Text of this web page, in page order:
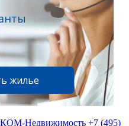
жилье
+7 (495)